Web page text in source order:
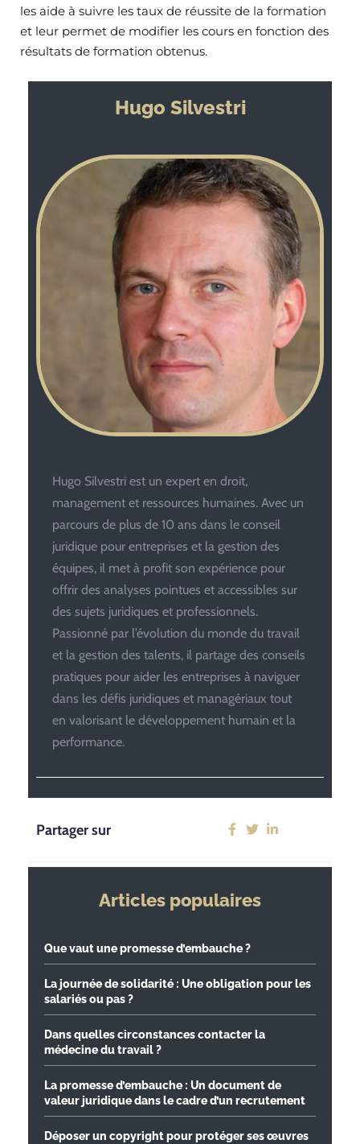
les aide à suivre les taux de réussite de la formation
et leur permet de modifier les cours en fonction des
résultats de formation obtenus.
Hugo Silvestri
Hugo Silvestri est un expert en droit,
management et ressources humaines. Avec un
parcours de plus de 10 ans dans le conseil
juridique pour entreprises et la gestion des
équipes, il met à profit son expérience pour
offrir des analyses pointues et accessibles sur
des sujets juridiques et professionnels.
Passionné par l’évolution du monde du travail
et la gestion des talents, il partage des conseils
pratiques pour aider les entreprises à naviguer
dans les défis juridiques et managériaux tout
en valorisant le développement humain et la
performance.
Partager sur
Articles populaires
Que vaut une promesse d’embauche ?
La journée de solidarité : Une obligation pour les
salariés ou pas ?
Dans quelles circonstances contacter la
médecine du travail ?
La promesse d’embauche : Un document de
valeur juridique dans le cadre d’un recrutement
Déposer un copyright pour protéger ses œuvres